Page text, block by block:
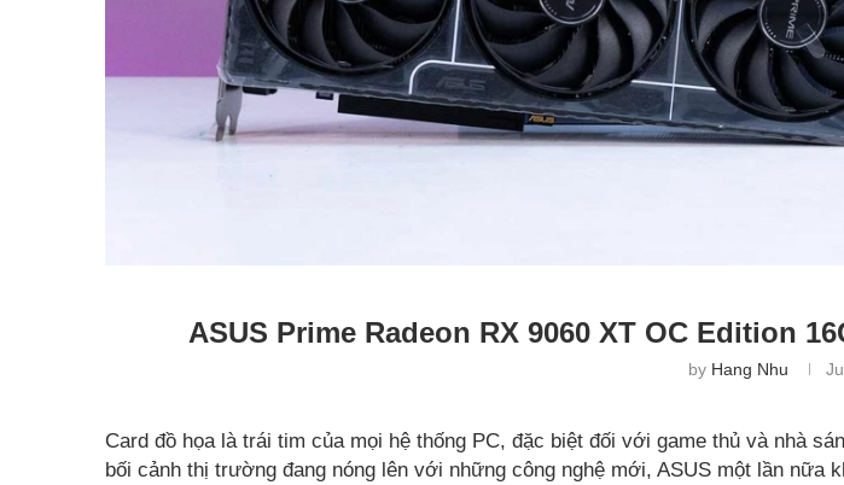
ASUS Prime Radeon RX 9060 XT OC Edition
by Hang Nhu
Card đồ họa là trái tim của mọi hệ thống PC, đặc biệt đối với game thủ và nhà
bối cảnh thị trường đang nóng lên với những công nghệ mới, ASUS một lần nữa